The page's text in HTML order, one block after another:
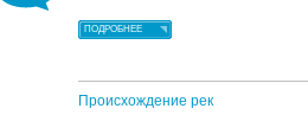
ПОДРОБНЕЕ
Происхождение рек